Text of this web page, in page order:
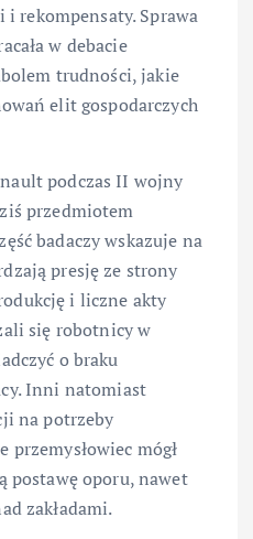
rekompensaty. Sprawa
w debacie
trudności, jakie
elit gospodarczych
podczas II wojny
przedmiotem
badaczy wskazuje na
presję ze strony
i liczne akty
się robotnicy w
o braku
Inni natomiast
na potrzeby
przemysłowiec mógł
postawę oporu, nawet
zakładami.